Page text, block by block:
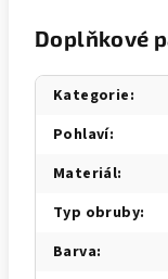
Doplňkové
Kategorie:
Pohlaví:
Materiál:
Typ obruby:
Barva: